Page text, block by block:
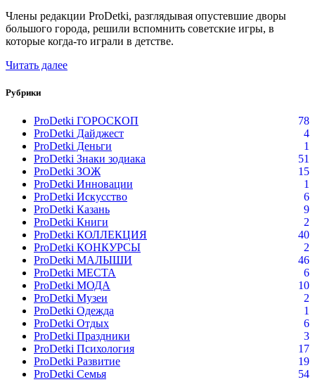
Члены редакции ProDetki, разглядывая опустевшие дворы
большого города, решили вспомнить советские игры, в
которые когда-то играли в детстве.
Читать далее
Рубрики
ProDetki ГОРОСКОП
78
ProDetki Дайджест
4
ProDetki Деньги
1
ProDetki Знаки зодиака
51
ProDetki ЗОЖ
15
ProDetki Инновации
1
ProDetki Искусство
6
ProDetki Казань
9
ProDetki Книги
2
ProDetki КОЛЛЕКЦИЯ
40
ProDetki КОНКУРСЫ
2
ProDetki МАЛЫШИ
46
ProDetki МЕСТА
6
ProDetki МОДА
10
ProDetki Музеи
2
ProDetki Одежда
1
ProDetki Отдых
6
ProDetki Праздники
3
ProDetki Психология
17
ProDetki Развитие
19
ProDetki Семья
54